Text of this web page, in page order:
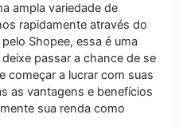
ampla variedade de
rapidamente através do
Shopee, essa é uma
passar a chance de se
começar a lucrar com suas
as vantagens e benefícios
sua renda como